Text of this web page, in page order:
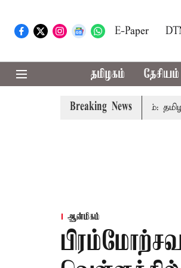
E-Paper
தமிழகம் தேசியம்
Breaking News
காவிரி விவகாரம்:
ஆன்மிகம்